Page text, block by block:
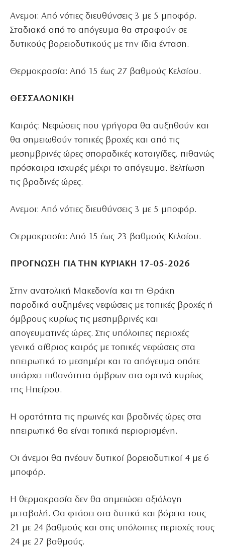
Ανεμοι: Από νότιες διευθύνσεις 3 με 5 μποφόρ.
Σταδιακά από το απόγευμα θα στραφούν σε
δυτικούς βορειοδυτικούς με την ίδια ένταση.
Θερμοκρασία: Από 15 έως 27 βαθμούς Κελσίου.
ΘΕΣΣΑΛΟΝΙΚΗ
Καιρός: Νεφώσεις που γρήγορα θα αυξηθούν και
θα σημειωθούν τοπικές βροχές και από τις
μεσημβρινές ώρες σποραδικές καταιγίδες, πιθανώς
πρόσκαιρα ισχυρές μέχρι το απόγευμα. Βελτίωση
τις βραδινές ώρες.
Ανεμοι: Από νότιες διευθύνσεις 3 με 5 μποφόρ.
Θερμοκρασία: Από 15 έως 23 βαθμούς Κελσίου.
ΠΡΟΓΝΩΣΗ ΓΙΑ ΤΗΝ ΚΥΡΙΑΚΗ 17-05-2026
Στην ανατολική Μακεδονία και τη Θράκη
παροδικά αυξημένες νεφώσεις με τοπικές βροχές ή
όμβρους κυρίως τις μεσημβρινές και
απογευματινές ώρες. Στις υπόλοιπες περιοχές
γενικά αίθριος καιρός με τοπικές νεφώσεις στα
ηπειρωτικά το μεσημέρι και το απόγευμα οπότε
υπάρχει πιθανότητα όμβρων στα ορεινά κυρίως
της Ηπείρου.
Η ορατότητα τις πρωινές και βραδινές ώρες στα
ηπειρωτικά θα είναι τοπικά περιορισμένη.
Οι άνεμοι θα πνέουν δυτικοί βορειοδυτικοί 4 με 6
μποφόρ.
Η θερμοκρασία δεν θα σημειώσει αξιόλογη
μεταβολή. Θα φτάσει στα δυτικά και βόρεια τους
21 με 24 βαθμούς και στις υπόλοιπες περιοχές τους
24 με 27 βαθμούς.